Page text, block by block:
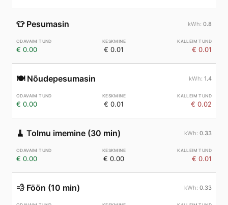
👕 Pesumasin 0.8
€ 0.00 € 0.01 € 0.01
🍽️ Nõudepesumasin 1.4
€ 0.00 € 0.01 € 0.02
🧹 Tolmu imemine (30 min) 0.33
€ 0.00 € 0.00 € 0.01
💨 Föön (10 min) 0.33